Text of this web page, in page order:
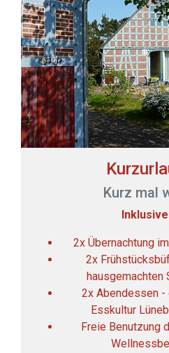
Kurz mal
2x Übernachtung
2x
hausgemachten
2x Abendessen -
Esskultur
Freie Benutzung